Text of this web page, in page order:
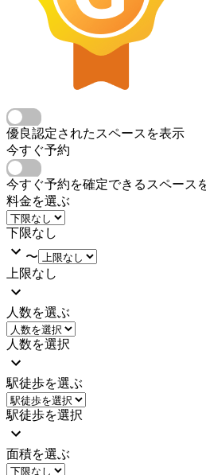
優良認定されたスペースを表示
今すぐ予約
今すぐ予約を確定できるスペース
料金を選ぶ
下限なし
〜
上限なし
人数を選ぶ
人数を選択
駅徒歩を選ぶ
駅徒歩を選択
面積を選ぶ